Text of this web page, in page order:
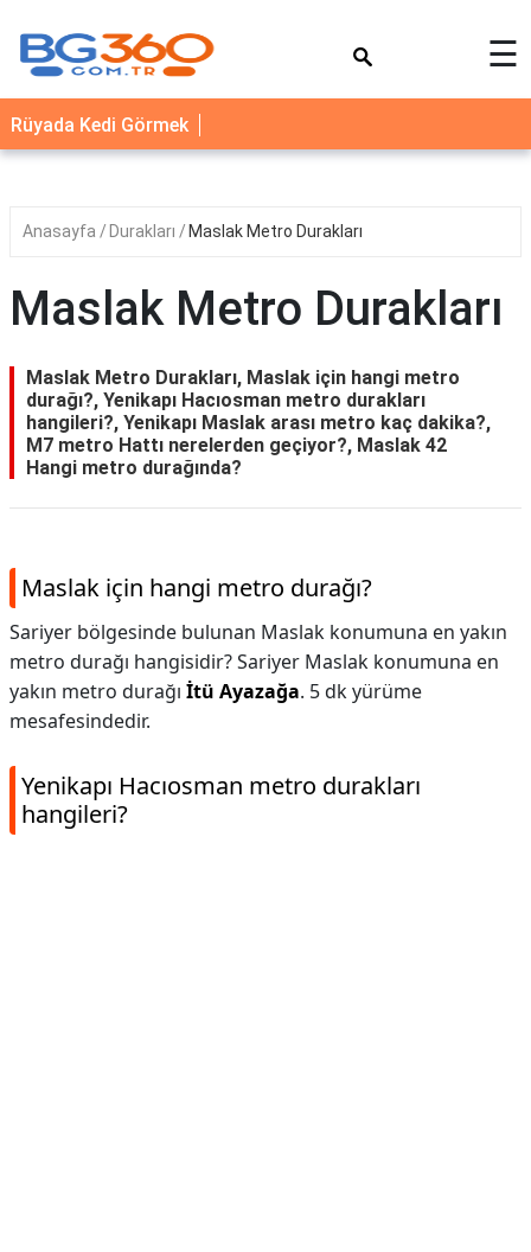
YEMEK
TARİFLERİ
SAĞLIK
☰
Rüyada Kedi Görmek
Anasayfa Durakları Maslak Metro Durakları
Maslak Metro Durakları
Maslak Metro Durakları, Maslak için hangi metro
durağı?, Yenikapı Hacıosman metro durakları
hangileri?, Yenikapı Maslak arası metro kaç dakika?,
M7 metro Hattı nerelerden geçiyor?, Maslak 42
Hangi metro durağında?
Maslak için hangi metro durağı?
Sariyer bölgesinde bulunan Maslak konumuna en yakın
metro durağı hangisidir? Sariyer Maslak konumuna en
yakın metro durağı İtü Ayazağa. 5 dk yürüme
mesafesindedir.
Yenikapı Hacıosman metro durakları
hangileri?